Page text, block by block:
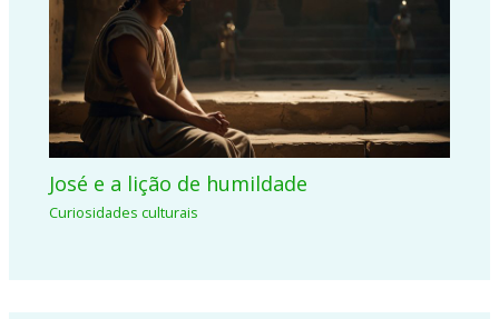
José e a lição de humildade
Curiosidades culturais